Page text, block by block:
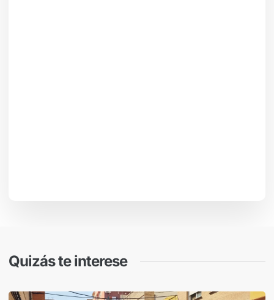
Quizás te interese